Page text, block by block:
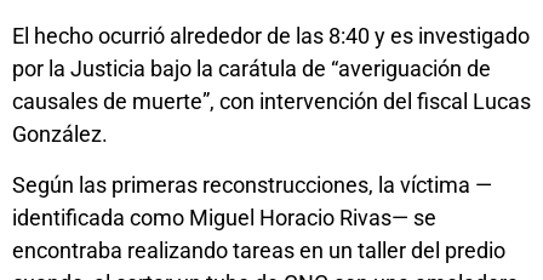
El hecho ocurrió alrededor de las 8:40 y es investigado
por la Justicia bajo la carátula de “averiguación de
causales de muerte”, con intervención del fiscal Lucas
González.
Según las primeras reconstrucciones, la víctima —
identificada como Miguel Horacio Rivas— se
encontraba realizando tareas en un taller del predio